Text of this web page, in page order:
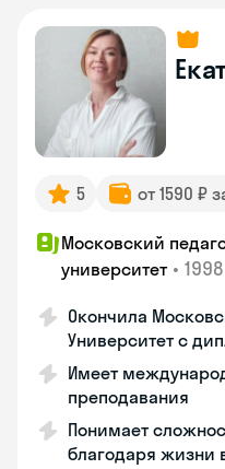
5 от 1590 ₽
Московский
университет •
Окончила
Университет с
Имеет
преподавания
Понимает
благодаря жизни